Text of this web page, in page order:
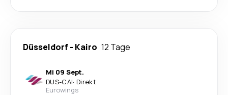
Düsseldorf - Kairo 12 Tage
Mi 09 Sept.
DUS-CAI· Direkt
Eurowings